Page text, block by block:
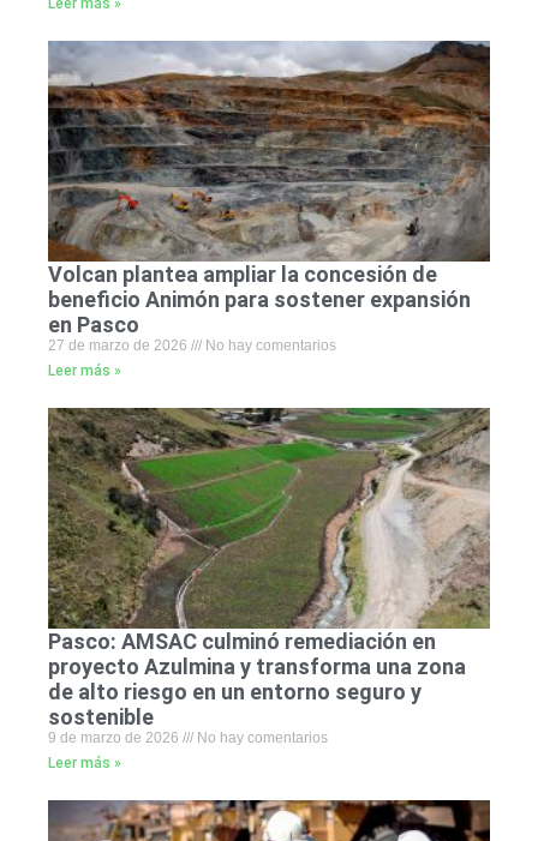
Leer más »
Volcan plantea ampliar la concesión de
beneficio Animón para sostener expansión
en Pasco
27 de marzo de 2026
No hay comentarios
Leer más »
Pasco: AMSAC culminó remediación en
proyecto Azulmina y transforma una zona
de alto riesgo en un entorno seguro y
sostenible
9 de marzo de 2026
No hay comentarios
Leer más »